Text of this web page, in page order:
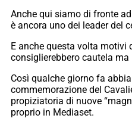
Anche qui siamo di fronte
è ancora uno dei leader del
E anche questa volta motivi
consiglierebbero cautela
Così qualche giorno fa
commemorazione del
propiziatoria di nuove
proprio in Mediaset.